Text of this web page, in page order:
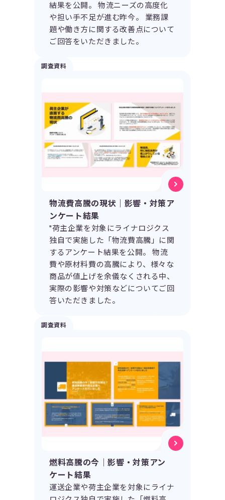
結果を公開。 物流ニーズの高度化
や担い手不足が進む昨今。 業務課
題や働き方に関する改善点について
ご回答をいただきました。
調査資料
物流費高騰の現状｜影響・対策ア
ンケート結果
"荷主企業を対象にライナロジクス
独自で実施した「物流費高騰」に関
するアンケート結果を公開。 物流
費や原材料費の高騰により、様々な
商品が値上げを余儀なくされる中、
実際の影響や対策などについてご回
答いただきました。
調査資料
燃料高騰の今｜影響・対策アン
ケート結果
運送企業や荷主企業を対象にライナ